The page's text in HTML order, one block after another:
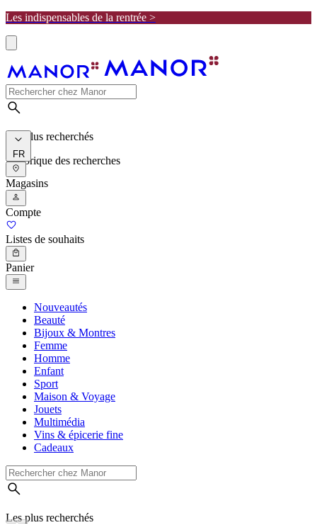
Les indispensables de la rentrée >
Les plus recherchés
Historique des recherches
FR
Magasins
Compte
Listes de souhaits
Panier
Nouveautés
Beauté
Bijoux & Montres
Femme
Homme
Enfant
Sport
Maison & Voyage
Jouets
Multimédia
Vins & épicerie fine
Cadeaux
Les plus recherchés